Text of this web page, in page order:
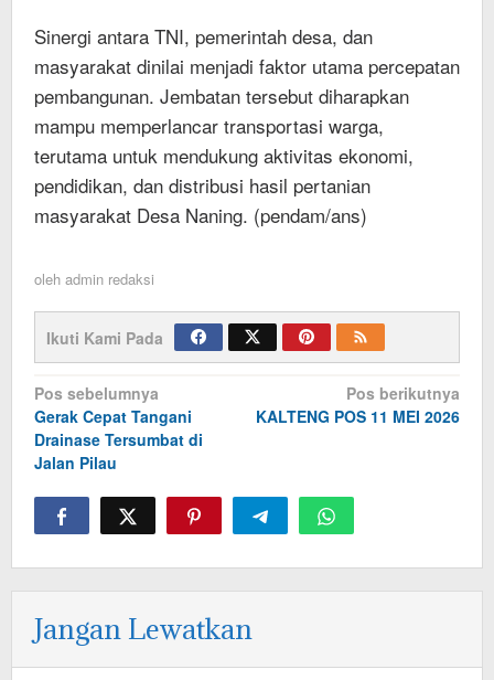
Sinergi antara TNI, pemerintah desa, dan
masyarakat dinilai menjadi faktor utama percepatan
pembangunan. Jembatan tersebut diharapkan
mampu memperlancar transportasi warga,
terutama untuk mendukung aktivitas ekonomi,
pendidikan, dan distribusi hasil pertanian
masyarakat Desa Naning. (pendam/ans)
oleh admin redaksi
Ikuti Kami Pada
Navigasi
pos
Pos sebelumnya
Gerak Cepat Tangani
Drainase Tersumbat di
Jalan Pilau
Pos berikutnya
KALTENG POS 11 MEI 2026
Jangan Lewatkan